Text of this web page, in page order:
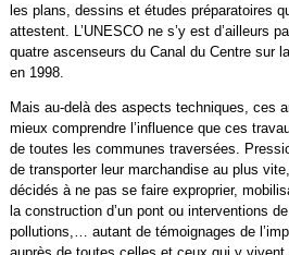
les plans, dessins et études préparatoires
attestent. L’UNESCO ne s’y est d’ailleurs
quatre ascenseurs du Canal du Centre sur
en 1998.
Mais au-delà des aspects techniques, ces
mieux comprendre l’influence que ces
de toutes les communes traversées.
de transporter leur marchandise au plus
décidés à ne pas se faire exproprier,
la construction d’un pont ou interventions
pollutions,… autant de témoignages de